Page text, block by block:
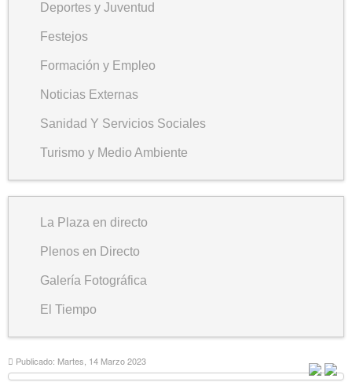
Deportes y Juventud
Festejos
Formación y Empleo
Noticias Externas
Sanidad Y Servicios Sociales
Turismo y Medio Ambiente
La Plaza en directo
Plenos en Directo
Galería Fotográfica
El Tiempo
Publicado: Martes, 14 Marzo 2023